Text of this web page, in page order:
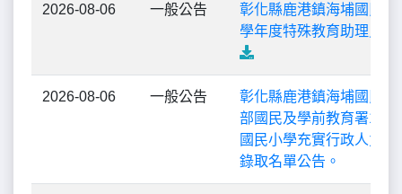
2026-08-06 一般公告
彰化縣鹿港鎮海埔國民小
學年度特殊教育助理員甄
2026-08-06 一般公告
彰化縣鹿港鎮海埔國民小
部國民及學前教育署115
國民小學充實行政人力計
錄取名單公告。